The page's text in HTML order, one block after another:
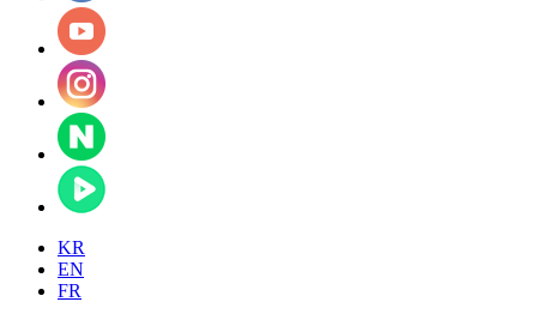
KR
EN
FR